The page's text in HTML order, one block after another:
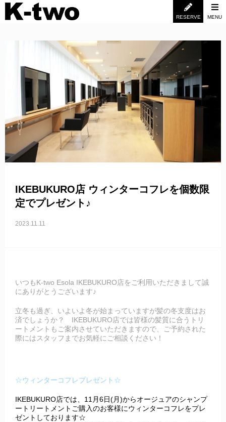
RESERVE MENU
IKEBUKURO店 ウィンターコフレを個数限
定でプレゼント♪
2023.11.11
いつもK-two Esola IKEBUKURO店をご利用いただきまして誠
にありがとうございます♪
立冬も過ぎ、いよいよ冬が始まっていますが髪の冬支度はお
済でしょうか？ IKEBUKURO店では皆様の髪質に合うトリ
ートメントもご案内させていただきますので、ご予約された
際にはスタッフまでお気軽にご相談ください！
☆ウィンターコフレプレゼント☆
IKEBUKURO店では、11月6日(月)からオージュアのシャンプ
ートリートメントご購入のお客様にウィンターコフレをプレ
ゼントしております☆